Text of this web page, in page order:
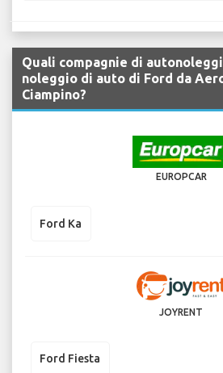
Quali compagnie di
noleggio di auto di Ford da
Ciampino?
EUROPCAR
Ford Ka
JOYRENT
Ford Fiesta